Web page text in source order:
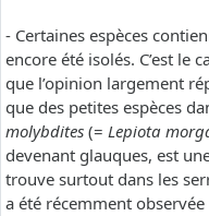
- Certaines espèces
encore été isolés. C’est le
que l’opinion largement
que des petites espèces
molybdites (= Lepiota
devenant glauques, est
trouve surtout dans les
a été récemment